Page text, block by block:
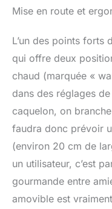
Mise en route et
L’un des points forts
qui offre deux
chaud (marquée «
dans des réglages
caquelon, on
faudra donc prévoir
(environ 20 cm de
un utilisateur, c’est
gourmande entre
amovible est